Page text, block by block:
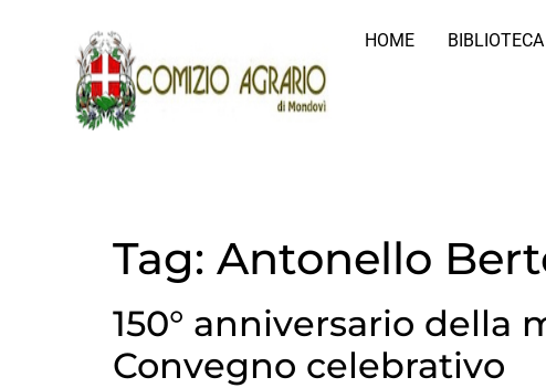
HOME BIBLIOTECA
Tag: Antonello
150° anniversario della
Convegno celebrativo